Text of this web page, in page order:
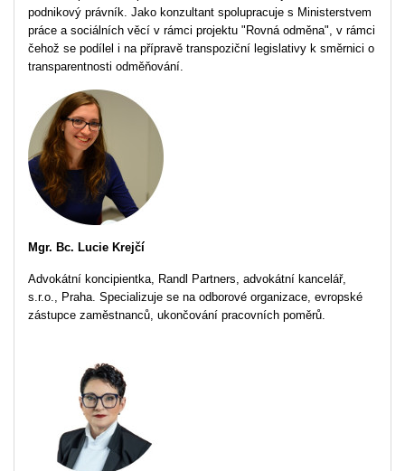
podnikový právník. Jako konzultant spolupracuje s Ministerstvem
práce a sociálních věcí v rámci projektu "Rovná odměna", v rámci
čehož se podílel i na přípravě transpoziční legislativy k směrnici o
transparentnosti odměňování.
Mgr. Bc. Lucie Krejčí
Advokátní koncipientka, Randl Partners, advokátní kancelář,
s.r.o., Praha. Specializuje se na odborové organizace, evropské
zástupce zaměstnanců, ukončování pracovních poměrů.